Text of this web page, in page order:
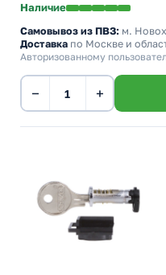
Наличие
Самовывоз из ПВЗ: м.
Доставка по Москве и
Авторизованному
− +